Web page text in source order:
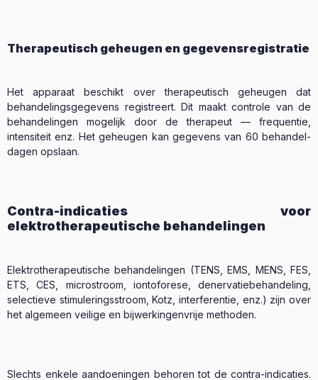
Therapeutisch geheugen en gegevensregistratie
Het apparaat beschikt over therapeutisch geheugen dat
behandelingsgegevens registreert. Dit maakt controle van de
behandelingen mogelijk door de therapeut — frequentie,
intensiteit enz. Het geheugen kan gegevens van 60 behandel-
dagen opslaan.
Contra-indicaties voor
elektrotherapeutische behandelingen
Elektrotherapeutische behandelingen (TENS, EMS, MENS, FES,
ETS, CES, microstroom, iontoforese, denervatiebehandeling,
selectieve stimuleringsstroom, Kotz, interferentie, enz.) zijn over
het algemeen veilige en bijwerkingenvrije methoden.
Slechts enkele aandoeningen behoren tot de contra-indicaties.